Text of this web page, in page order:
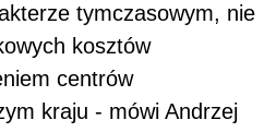
tymczasowym, nie
kosztów
centrów
kraju - mówi Andrzej